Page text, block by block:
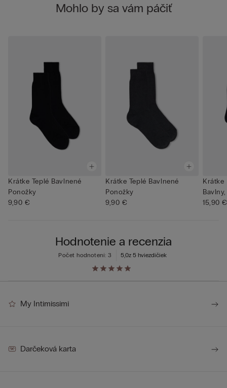
Mohlo by sa vám páčiť
Krátke Teplé Bavlnené
Ponožky
9,90 €
Krátke Teplé Bavlnené
Ponožky
9,90 €
Krátke
15,90 €
Hodnotenie a recenzia
5,0z 5 hviezdičiek
Počet hodnotení: 3
My Intimissimi
Darčeková karta